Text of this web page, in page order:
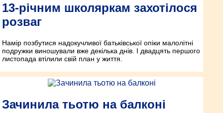
13-річним школяркам захотілося
розваг
Намір позбутися надокучливої батьківської опіки малолітні
подружки виношували вже декілька днів. І двадцять першого
листопада втілили свій план у життя.
Зачинила тьотю на балконі